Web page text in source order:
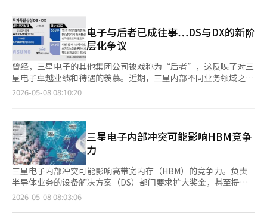
人和家庭机器人将成为现实的路线图。”
和决策速度。 去年底，三星在组织重组中新设了负责AX的AI战略
团队，并在各业务部门设立了AX团队。最近，三星还为高管开展
了AI能力提升培训，强化全公司的AI应用体系。虽然机器人和AX看
似是两个独立的业务，但实际上在制造自动化、数据分析和AI控制
技术上是相互关联的。 机器人市场正变成全球大型科技公司和制
造企业共同竞争的格局。如果三星能够将其在半导体、智能手机和
家电制造中积累的工艺数据与机器人开发相结合，将在制造型机器
人商业化中占据优势。然而，人形机器人在稳定性、成本、电池控
证性能和稳定性，再将应用范围扩大到家用、零售和物流服务领
域。这次人力扩充被视为具体化第一步的信号。 三星电子CFO副社
长朴顺哲在最近的业绩发布电话会议中表示：“我们将首先开发制
造型机器人，并通过积累的技术向家用和零售领域发展。为加速技
术提升和实际应用，我们将专注于自身技术能力的提升，并与国内
有竞争力的企业合作，必要时也会考虑投资或收购。”※ 本报道
经人工智能（AI）系统翻译与编辑。
找“优秀企业”，更在寻找能在AI时代生存的供应链。韩国和日本
在这一过程中处于不同的位置。 韩国掌握着内存半导体这一关键
组件，三星电子和SK海力士在AI服务器数量增加时直接受益。而日
本则在半导体设备、材料和检测设备方面具有优势。简单来说，韩
国制造“心脏”，日本制造“手术工具”。两者都重要，但市场对
核心组件的反应更为强烈。 这实际上反映了韩国和日本产业历史
的逆转。1980年代，日本是全球半导体和电子产业的绝对强者，
而韩国则处于学习和追赶的阶段。然而，AI时代改变了这一顺序。
略。 如今，日本经济面临的最大不安正是这一点。过去，日本认
为“韩国终究是日本产业生态圈的一部分”，但现在日本市场却开
始跟随三星电子和SK海力士的走势。日本半导体股的急剧上涨，
背后也隐含着对韩国和美国内存企业AI繁荣的期待。 当然，当前的
上涨并不意味着会永远持续。AI投资热潮可能会过热，半导体周期
随时可能波动。日本市场已经开始警告“半导体集中”的风险，韩
国同样面临三星电子和SK海力士占比过大的风险。 然而，可以明
确的是，全球市场正在从以汽车、钢铁和家电为中心的时代，转向
包含三星集团的产品以压倒性的收益率占据前列。 表现最为突出
的产品是“TIGER三星集团”，年初以来收益率达到93.64%。紧
随其后的是“KODEX三星集团”，收益率为86.15%；而以三星电
子和SK海力士等半导体大盘股为主的“RISE五大集团”则为
84.23%。此外，“ACE三星集团行业加权”也达到了79.81%的收
益率。 这些ETF的收益率飙升得益于三星电子在人工智能（AI）半
导体超级周期中的强劲表现。尽管KOSPI指数同期上涨了
77.73%，但三星集团相关产品的超额收益率超过了10至15个百分
三星外的五大集团的收益率则表现不佳。 “TIGER LG集团+”的
收益率最低，仅为43.46%。其次是“TIGER现代汽车集团+”的
50.44%和“ACE浦项集团聚焦”的59.28%。即便是因造船和防务
强劲表现而相对稳健的“PLUS汉华集团”，其收益率也仅为
62.86%，未能超过KOSPI的上涨幅度。 在五大集团之外的其他大
企业集团中，表现差异更加明显。3月31日上市的“WON斗山集团
聚焦”在短时间内实现了42.10%的收益率，超过了KOSPI的
41.93%，引发市场期待；而同期“BNK Kakao集团聚焦”则录
得-7.83%的收益率，成为主要集团中唯一陷入负增长的产品。 收
电子与后者已成往事…DS与DX的新阶
层化争议
曾经，三星电子的其他集团公司被戏称为“后者”，这反映了对三
星电子卓越业绩和待遇的羡慕。近期，三星内部不同业务领域之间
的新阶层化现象愈发明显。 据业内消息，设备解决方案（DS）部
司产生激烈冲突，甚至可能导致总罢工。与此同时，设备体验
（DX）部门的员工感到愈发疲惫。DS部门受益于人工智能（AI）
半导体需求的增长，推动了整体业绩，而负责手机、电视、家电和
通信设备的DX部门则在全球消费放缓和成本压力下苦苦挣扎。 三
星电子第一季度营业利润为57.2万亿韩元，其中DS部门贡献了53.7
万亿韩元。DX部门的业绩则在手机以外的领域停滞或恶化，家电
业务甚至出现亏损。 业界普遍认为，这种业绩差距不仅是数字上
的差异，更影响了组织情绪。半导体部门有更强的奖金要求理由，
而设备业务则急于进行成本控制和维护盈利。业界人士指出：“即
2026-05-08 08:10:20
三星电子内部冲突可能影响HBM竞争
力
三星电子内部冲突可能影响高带宽内存（HBM）的竞争力。负责
半导体业务的设备解决方案（DS）部门要求扩大奖金，甚至提出
总罢工，而设备体验（DX）部门则在中国电视和家电业务撤退及
能（AI）半导体竞争产生负面影响。 据业界消息，三星电子工会联
2026-05-08 08:03:06
页